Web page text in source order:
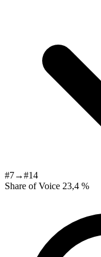
#7→#14
Share of Voice 23,4 %